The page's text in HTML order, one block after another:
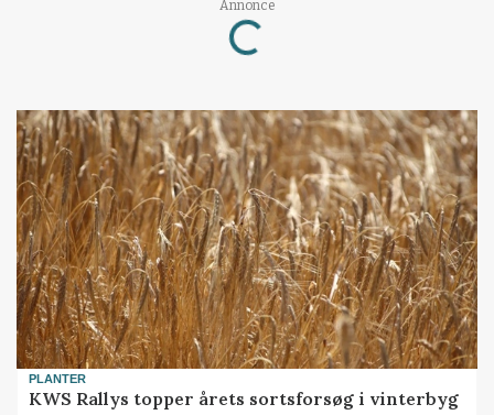
Annonce
Loading...
PLANTER
KWS Rallys topper årets sortsforsøg i vinterbyg